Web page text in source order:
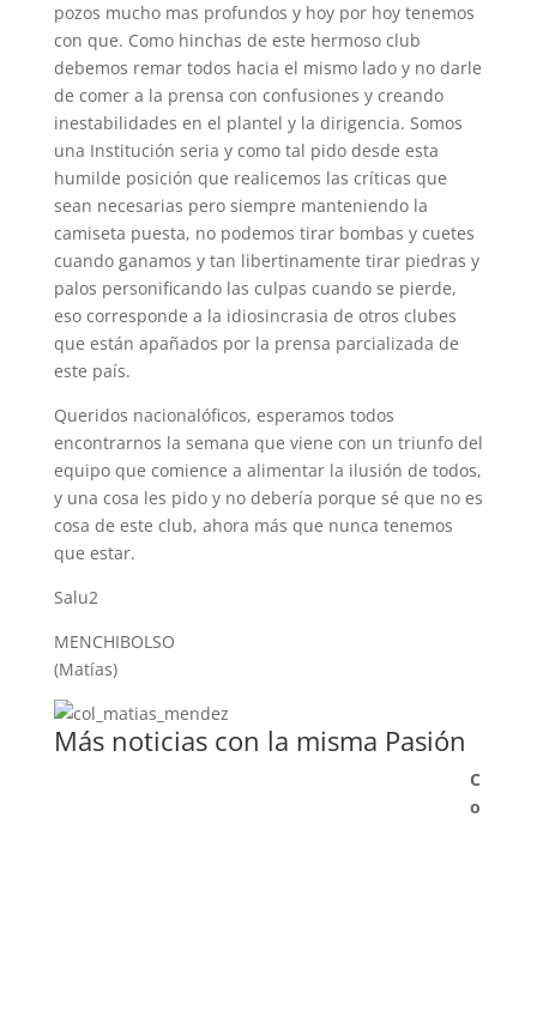
pozos mucho mas profundos y hoy por hoy tenemos
con que. Como hinchas de este hermoso club
debemos remar todos hacia el mismo lado y no darle
de comer a la prensa con confusiones y creando
inestabilidades en el plantel y la dirigencia. Somos
una Institución seria y como tal pido desde esta
humilde posición que realicemos las críticas que
sean necesarias pero siempre manteniendo la
camiseta puesta, no podemos tirar bombas y cuetes
cuando ganamos y tan libertinamente tirar piedras y
palos personificando las culpas cuando se pierde,
eso corresponde a la idiosincrasia de otros clubes
que están apañados por la prensa parcializada de
este país.
Queridos nacionalóficos, esperamos todos
encontrarnos la semana que viene con un triunfo del
equipo que comience a alimentar la ilusión de todos,
y una cosa les pido y no debería porque sé que no es
cosa de este club, ahora más que nunca tenemos
que estar.
Salu2
MENCHIBOLSO
(Matías)
Más noticias con la misma Pasión
C
o